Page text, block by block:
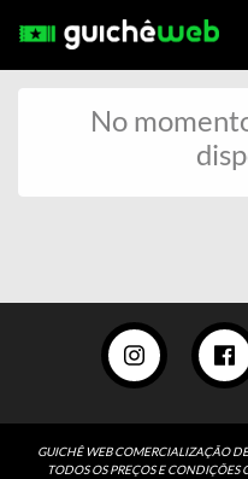
No
GUICHÊ WEB COMERCIALIZAÇÃO
TODOS OS PREÇOS E CONDIÇÕES